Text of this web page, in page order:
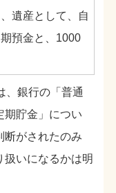
遺産として、自
預金と、1000
、銀行の「普通
期貯金」につい
断がされたのみ
扱いになるかは明